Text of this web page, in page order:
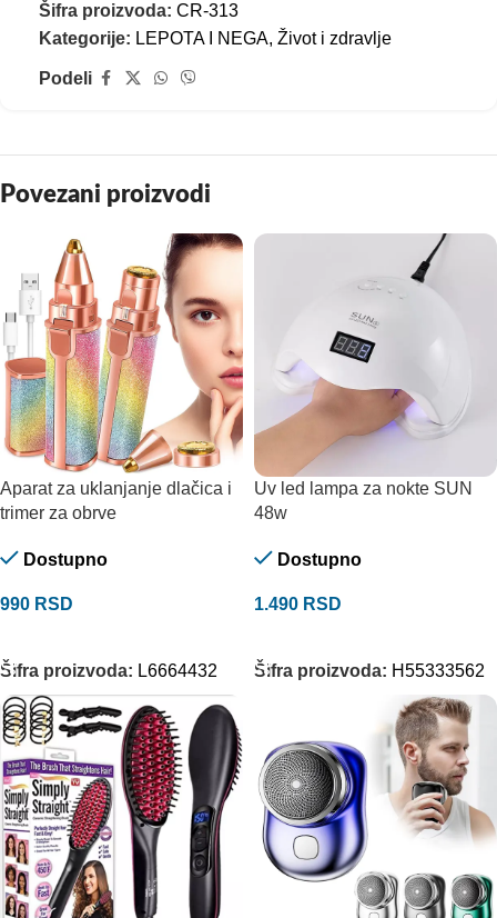
Šifra proizvoda: CR-313
Kategorije: LEPOTA I NEGA, Život i zdravlje
Podeli
Povezani proizvodi
Aparat za uklanjanje dlačica i
trimer za obrve
Dostupno
990 RSD
Šifra proizvoda: L6664432
Uv led lampa za nokte SUN
48w
Dostupno
1.490 RSD
Šifra proizvoda: H55333562